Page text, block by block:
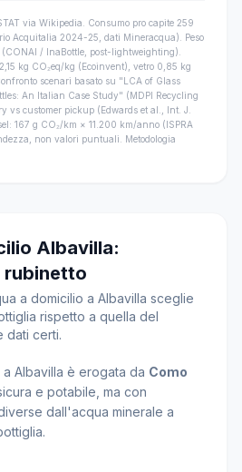
via Wikipedia. Consumo pro capite 259
Acquitalia 2024-25, dati Mineracqua). Peso
(CONAI / InaBottle, post-lightweighting).
kg CO₂eq/kg (Ecoinvent), vetro 0,85 kg
scenari basato su "LCA of Glass
An Italian Case Study" (MDPI Recycling
vs customer pickup (Edwards et al., Int. J.
167 g CO₂/km × 11.200 km/anno (ISPRA
non valori puntuali. Metodologia
Albavilla:
rubinetto
a domicilio a Albavilla sceglie
rispetto a quella del
dati certi.
Albavilla è erogata da Como
e potabile, ma con
dall'acqua minerale a